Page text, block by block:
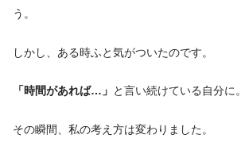
う。
しかし、ある時ふと気がついたのです。
「時間があれば…」 と言い続けている自分に。
その瞬間、私の考え方は変わりました。